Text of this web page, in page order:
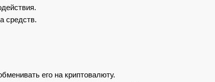
средств.
его на криптовалюту.